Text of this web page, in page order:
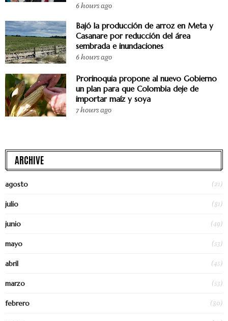
6 hours ago
Bajó la producción de arroz en Meta y
Casanare por reducción del área
sembrada e inundaciones
6 hours ago
Prorinoquia propone al nuevo Gobierno
un plan para que Colombia deje de
importar maíz y soya
7 hours ago
ARCHIVE
agosto (21)
julio (81)
junio (49)
mayo (53)
abril (45)
marzo (53)
febrero (80)